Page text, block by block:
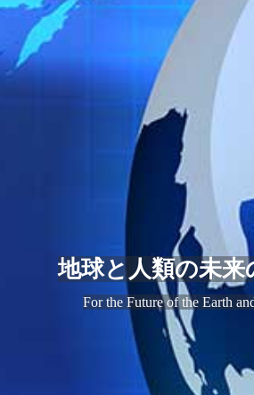
地球と人類の未来
For the Future of the Earth